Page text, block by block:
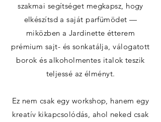
szakmai segítséget megkapsz, hogy
elkészítsd a saját parfümödet —
miközben a Jardinette étterem
prémium sajt- és sonkatálja, válogatott
borok és alkoholmentes italok teszik
teljessé az élményt.
Ez nem csak egy workshop, hanem egy
kreatív kikapcsolódás, ahol neked csak